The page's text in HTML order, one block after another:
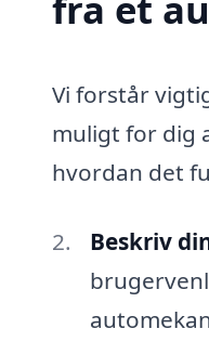
Vi forstår
muligt for dig
hvordan det
Beskriv